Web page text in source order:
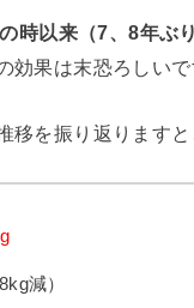
時以来（7、8年ぶり
効果は末恐ろしいで
移を振り返りますと
減）